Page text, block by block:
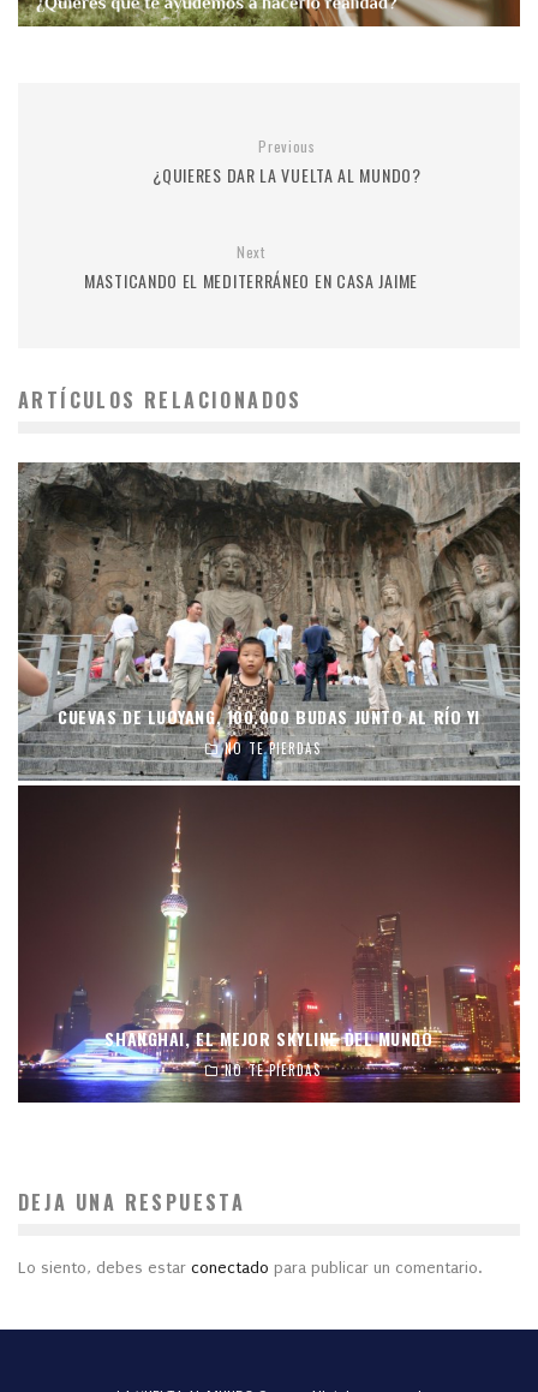
Previous
¿QUIERES DAR LA VUELTA AL MUNDO?
Next
MASTICANDO EL MEDITERRÁNEO EN CASA JAIME
ARTÍCULOS RELACIONADOS
CUEVAS DE LUOYANG, 100.000 BUDAS JUNTO AL RÍO YI
NO TE PIERDAS
SHANGHAI, EL MEJOR SKYLINE DEL MUNDO
NO TE PIERDAS
DEJA UNA RESPUESTA
Lo siento, debes estar conectado para publicar un comentario.